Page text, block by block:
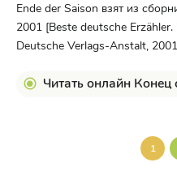
Ende der Saison взят из
2001 [Beste deutsche
Deutsche Verlags-Anstalt,
Читать онлайн
1